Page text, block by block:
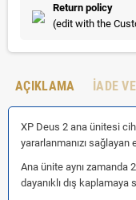
Return policy
(edit with the
AÇIKLAMA İADE
XP Deus 2 ana ünitesi
yararlanmanızı
Ana ünite aynı zamanda
dayanıklı dış kaplamaya